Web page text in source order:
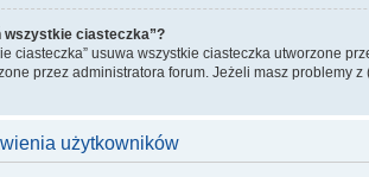
wszystkie ciasteczka”?
ciasteczka” usuwa wszystkie ciasteczka utworzone
przez administratora forum. Jeżeli masz problemy
użytkowników